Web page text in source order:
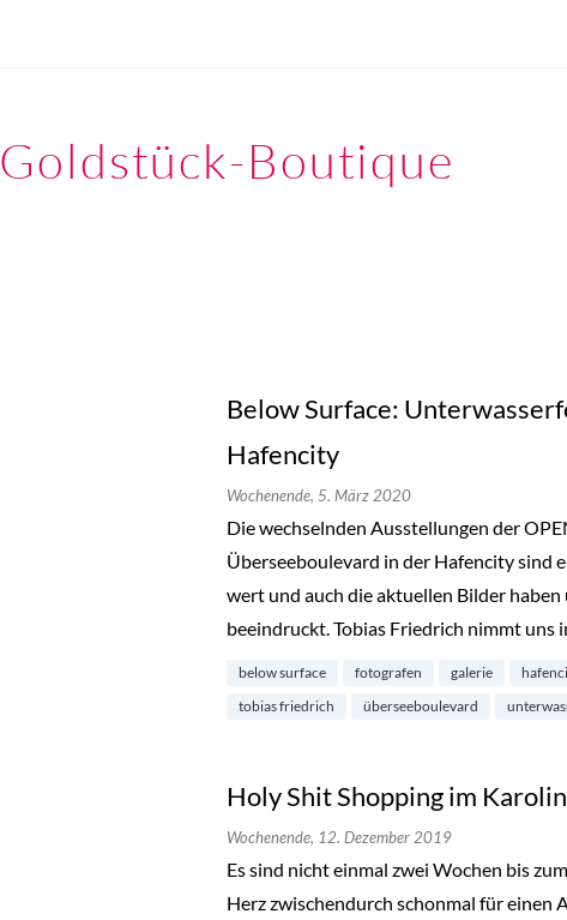
Goldstück-Boutique
Below Surface:
Hafencity
Wochenende, 5. März 2020
Die wechselnden Ausstellungen der
Überseeboulevard in der Hafencity sind
wert und auch die aktuellen Bilder
beeindruckt. Tobias Friedrich nimmt uns
below surface fotografen galerie
tobias friedrich
überseeboulevard
Holy Shit Shopping im
Wochenende, 12. Dezember 2019
Es sind nicht einmal zwei Wochen bis
Herz zwischendurch schonmal für einen